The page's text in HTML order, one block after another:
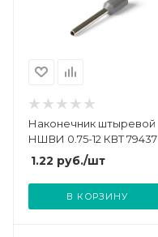
Наконечник штыревой
НШВИ 0.75-12 КВТ 79437
1.22 руб./шт
В КОРЗИНУ